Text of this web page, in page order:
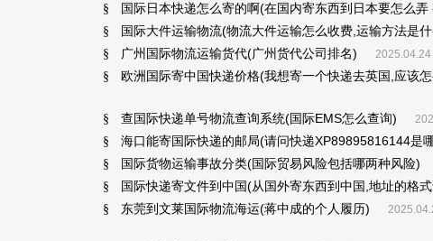
§ 国际日本快递怎么寄的啊(在国内寄东西到日本要怎么
§ 国际大件运输物流(物流大件运输怎么收费,运输方法是
§ 广州国际物流运输货代(广州货代公司排名) 2025.04.24
§ 欧洲国际寄中国快递价格(我想寄一个快递去英国,应该
§ 查国际快递单号物流查询系统(国际EMS怎么查询)
§ 海口能寄国际快递的邮局(请问快递XP89895816144是
§ 国际货物运输事故分类(国际贸易风险包括哪两种风险)
§ 国际快递寄文件到中国(从国外寄东西到中国,地址的格
§ 东莞到文莱国际物流海运(蒋中成的个人履历)